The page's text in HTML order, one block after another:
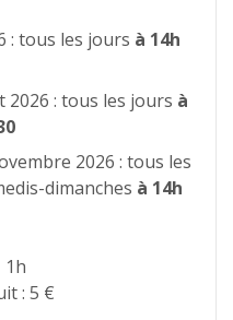
: tous les jours à 14h
2026 : tous les jours à
2026 : tous les
dimanches à 14h
1h
: 5 €